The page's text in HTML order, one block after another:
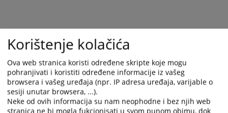
Prikazana vijest je na: Srpski jezik
Prateći dokumenti
Korištenje kolačića
Ova web stranica koristi određene skripte koje mogu
pohranjivati i koristiti određene informacije iz vašeg
browsera i vašeg uređaja (npr. IP adresa uređaja, varijable o
sesiji unutar browsera, ...).
Neke od ovih informacija su nam neophodne i bez njih web
stranica ne bi mogla fukcionisati u svom punom obimu, dok